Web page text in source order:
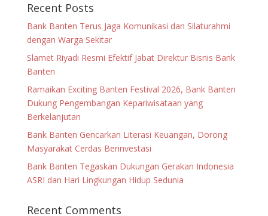
Recent Posts
Bank Banten Terus Jaga Komunikasi dan Silaturahmi
dengan Warga Sekitar
Slamet Riyadi Resmi Efektif Jabat Direktur Bisnis Bank
Banten
Ramaikan Exciting Banten Festival 2026, Bank Banten
Dukung Pengembangan Kepariwisataan yang
Berkelanjutan
Bank Banten Gencarkan Literasi Keuangan, Dorong
Masyarakat Cerdas Berinvestasi
Bank Banten Tegaskan Dukungan Gerakan Indonesia
ASRI dan Hari Lingkungan Hidup Sedunia
Recent Comments